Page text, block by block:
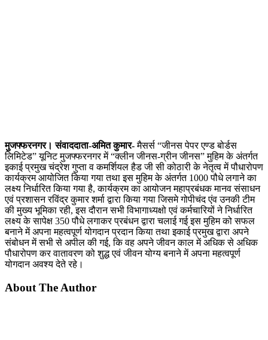
मुजफ्फरनगर। संवाददाता-अमित कुमार-मैसर्स “जीनस पेपर एण्ड बोर्डस
लिमिटेड” यूनिट मुजफ्फरनगर में “क्लीन जीनस-ग्रीन जीनस” मुहिम के अंतर्गत
इकाई प्रमुख चंद्रेश गुप्ता व कमर्शियल हैड जी सी कोठारी के नेतृत्व में पौधारोपण
कार्यक्रम आयोजित किया गया तथा इस मुहिम के अंतर्गत 1000 पौधे लगाने का
लक्ष्य निर्धारित किया गया है, कार्यक्रम का आयोजन महाप्रबंधक मानव संसाधन
एवं प्रशासन रविंद्र कुमार शर्मा द्वारा किया गया जिसमे गोपीचंद एंव उनकी टीम
की मुख्य भूमिका रही, इस दौरान सभी विभागाध्यक्षो एवं कर्मचारियों ने निर्धारित
लक्ष्य के सापेक्ष 350 पौधे लगाकर प्रबंधन द्वारा चलाई गई इस मुहिम को सफल
बनाने में अपना महत्वपूर्ण योगदान प्रदान किया तथा इकाई प्रमुख द्वारा अपने
संबोधन में सभी से अपील की गई, कि वह अपने जीवन काल में अधिक से अधिक
पौधारोपण कर वातावरण को शुद्ध एवं जीवन योग्य बनाने में अपना महत्वपूर्ण
योगदान अवश्य देते रहे।
About The Author